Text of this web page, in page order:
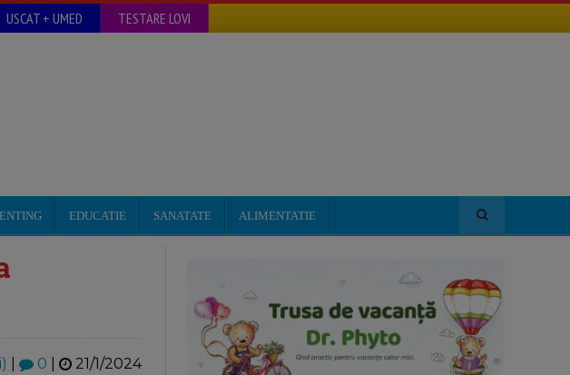
USCAT + UMED TESTARE LOVI
EDUCATIE SANATATE ALIMENTATIE
0 21/1/2024